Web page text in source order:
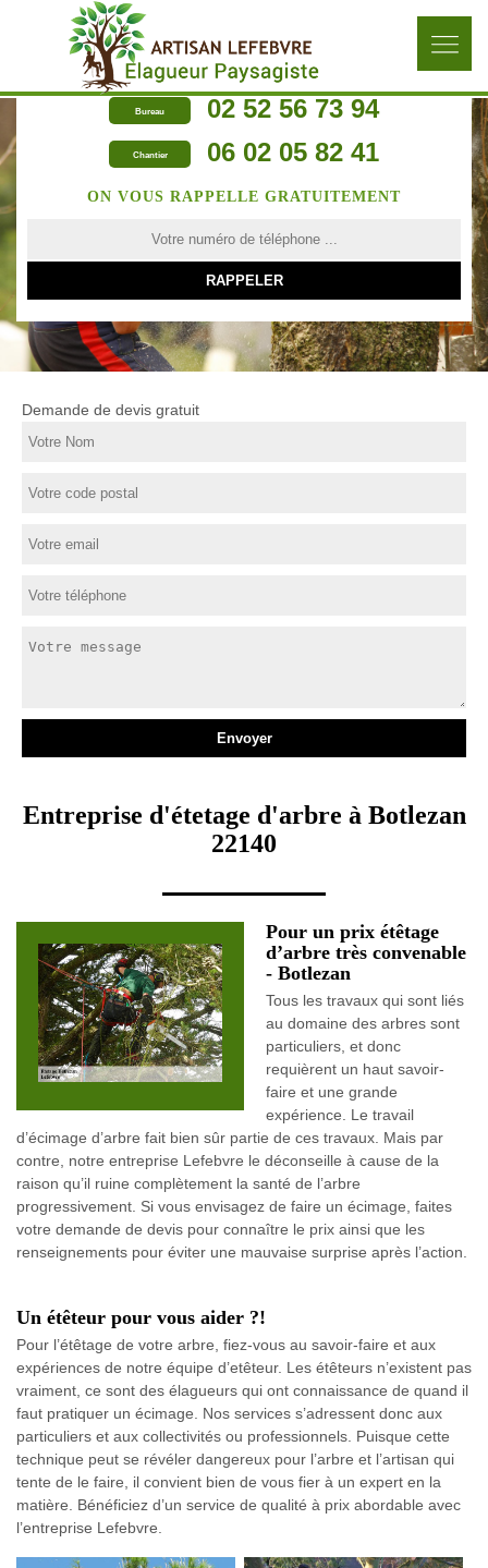
Bureau 02 52 56 73 94
Chantier 06 02 05 82 41
ON VOUS RAPPELLE GRATUITEMENT
Demande de devis gratuit
Entreprise d'étetage d'arbre à Botlezan
22140
Pour un prix étêtage
d’arbre très convenable
- Botlezan
Tous les travaux qui sont liés
au domaine des arbres sont
particuliers, et donc
requièrent un haut savoir-
faire et une grande
expérience. Le travail
d’écimage d’arbre fait bien sûr partie de ces travaux. Mais par
contre, notre entreprise Lefebvre le déconseille à cause de la
raison qu’il ruine complètement la santé de l’arbre
progressivement. Si vous envisagez de faire un écimage, faites
votre demande de devis pour connaître le prix ainsi que les
renseignements pour éviter une mauvaise surprise après l’action.
Un étêteur pour vous aider ?!
Pour l’étêtage de votre arbre, fiez-vous au savoir-faire et aux
expériences de notre équipe d’etêteur. Les étêteurs n’existent pas
vraiment, ce sont des élagueurs qui ont connaissance de quand il
faut pratiquer un écimage. Nos services s’adressent donc aux
particuliers et aux collectivités ou professionnels. Puisque cette
technique peut se révéler dangereux pour l’arbre et l’artisan qui
tente de le faire, il convient bien de vous fier à un expert en la
matière. Bénéficiez d’un service de qualité à prix abordable avec
l’entreprise Lefebvre.